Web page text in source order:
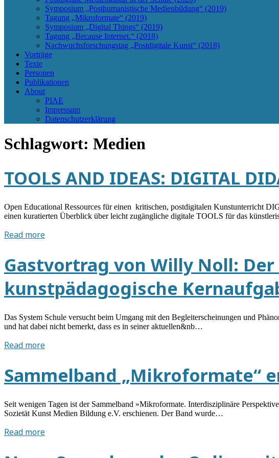
Symposium „Posthumanistische Medienbildung“ (2019)
Tagung „Mikroformate“ (2019)
Symposium „Digital Things“ (2019)
Tagung „Because Internet.“ (2018)
Nachwuchsforschungstag „Postdigitale Kunst“ (2018)
Vorträge
Texte
Personen
Publikationen
About
PIAE
Impressum
Datenschutzerklärung
Schlagwort: Medien
TOOLS AND IDEAS: DIGITAL
Open Educational Ressources für einen kritischen, postdigitalen Kunstunterricht
einen kuratierten Überblick über leicht zugängliche digitale TOOLS für das
Read moreTOOLS
DIGITAL
DIDACTICS
IN
ART
EDUCATION
Gastvortrag von Willy Noll:
kunstpädagogische
Das System Schule versucht beim Umgang mit den Begleiterscheinungen und
und hat dabei nicht bemerkt, dass es in seiner aktuellen&nb…
Read moreGastvortrag
Noll:
mediale
Anfangsunterricht:
kunstpädagogische
Sammelband „Mikroformate“
Seit wenigen Tagen ist der Sammelband »Mikroformate. Interdisziplinäre
Sozietät Kunst Medien Bildung e.V. erschienen. Der Band wurde…
Read moreSammelband
erschienen